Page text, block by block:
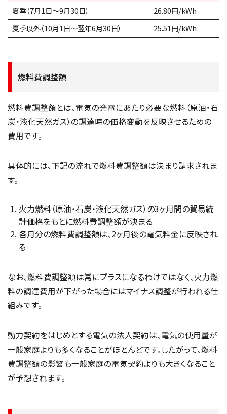
夏季（7月1日～9月30日）
26.80円/kWh
夏季以外（10月1日～翌年6月30日）
25.51円/kWh
燃料費調整額
燃料費調整額とは、電気の発電にあたり必要な燃料（原油・石
炭・液化天然ガス）の調達時の価格変動を反映させるための
費用です。
具体的には、下記の流れで燃料費調整額は決まり請求されま
す。
火力燃料（原油・石炭・液化天然ガス）の3ヶ月間の貿易統
計価格をもとに燃料費調整額が決まる
各月分の燃料費調整額は、2ヶ月後の電気料金に反映され
る
なお、燃料費調整額は常にプラスになるわけではなく、火力燃
料の調達費用が下がった場合にはマイナス調整が行われる仕
組みです。
動力契約をはじめとする電気の法人契約は、電気の使用量が
一般家庭よりも多くなることがほとんどです。したがって、燃料
費調整額の影響も一般家庭の電気契約よりも大きくなること
が予想されます。